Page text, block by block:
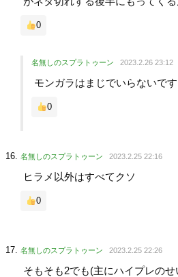
0
名無しのスプラトゥーン 2023.2.26 23:12
モンガラはまじでいらないです
0
名無しのスプラトゥーン 2023.2.25 22:16
ヒラメ以外はすべてクソ
0
名無しのスプラトゥーン 2023.2.25 22:26
そもそも2でも(主にハイプレの